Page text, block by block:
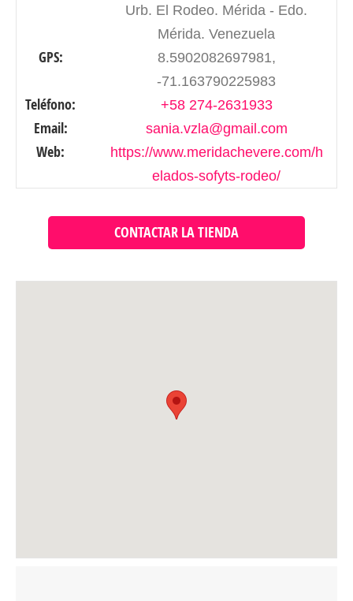
Urb. El Rodeo. Mérida - Edo.
Mérida. Venezuela
GPS:
8.5902082697981,
-71.163790225983
Teléfono: +58 274-2631933
Email: sania.vzla@gmail.com
Web:
https://www.meridachevere.com/h
elados-sofyts-rodeo/
CONTACTAR LA TIENDA